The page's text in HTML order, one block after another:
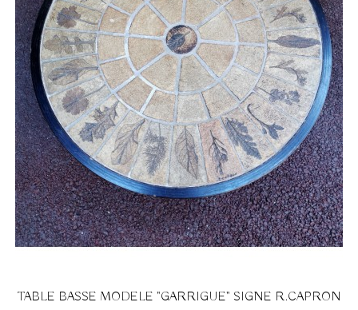
TABLE BASSE MODELE "GARRIGUE" SIGNE R.CAPRON